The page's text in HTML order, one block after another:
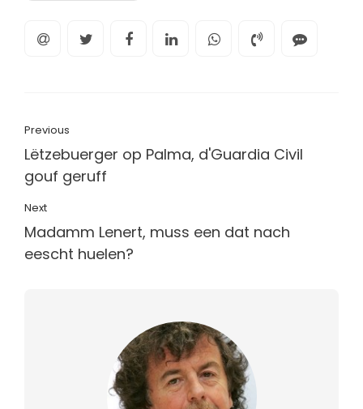
Previous
Lëtzebuerger op Palma, d'Guardia Civil
gouf geruff
Next
Madamm Lenert, muss een dat nach
eescht huelen?